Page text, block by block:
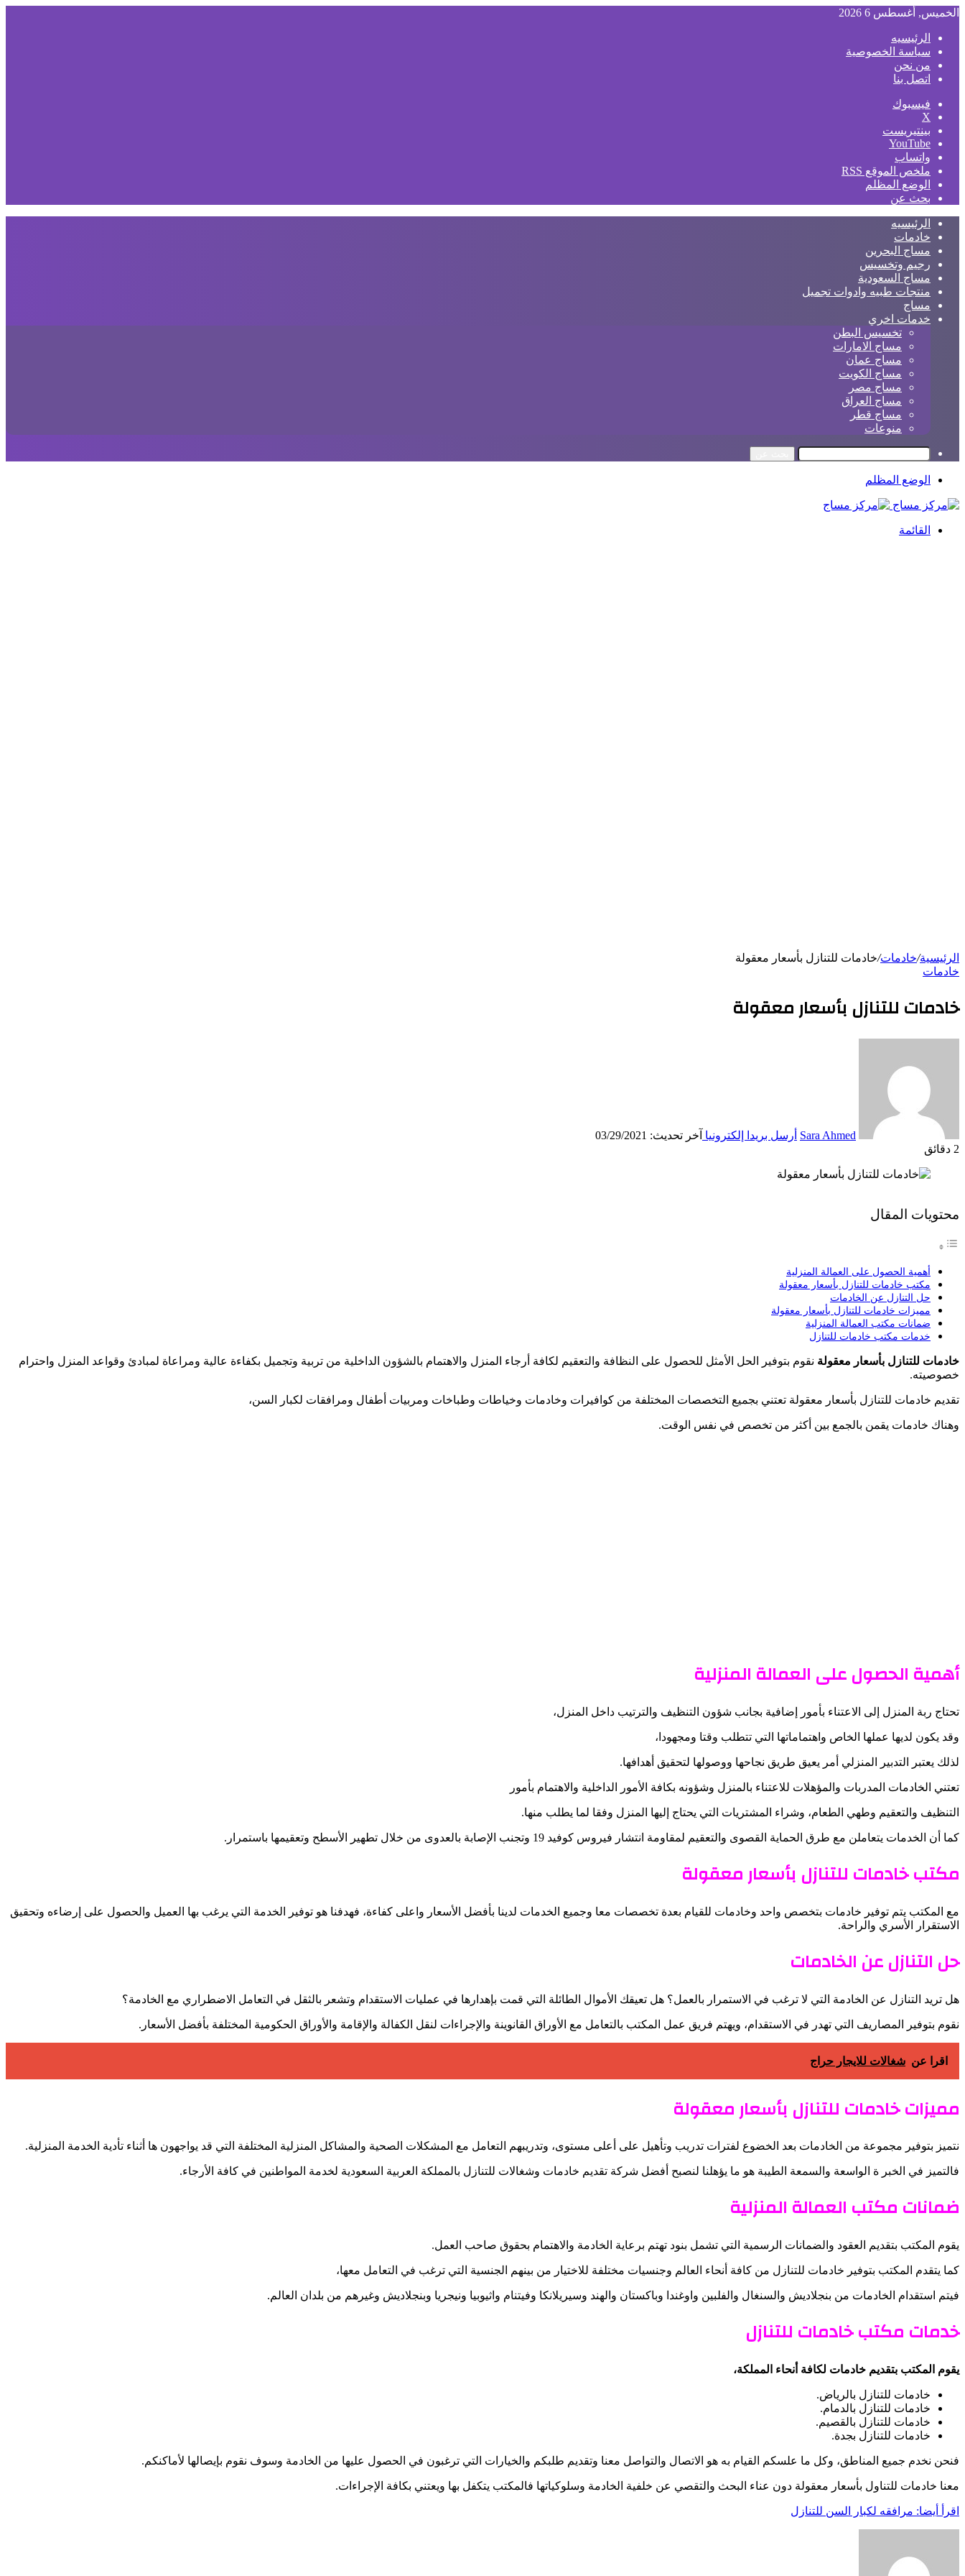
الخميس, أغسطس 6 2026
الرئيسيه
سياسة الخصوصية
من نحن
اتصل بنا
فيسبوك
‫X
بينتيريست
‫YouTube
واتساب
ملخص الموقع RSS
الوضع المظلم
بحث عن
الرئيسيه
خادمات
مساج البحرين
رجيم وتخسيس
مساج السعودية
منتجات طبيه وادوات تجميل
مساج
خدمات اخري
تخسيس البطن
مساج الامارات
مساج عمان
مساج الكويت
مساج مصر
مساج العراق
مساج قطر
منوعات
الوضع المظلم
القائمة
الرئيسية/خادمات/خادمات للتنازل بأسعار معقولة
خادمات
خادمات للتنازل بأسعار معقولة
Sara Ahmed أرسل بريدا إلكترونيا آخر تحديث: 03/29/2021
2 دقائق
محتويات المقال
أهمية الحصول على العمالة المنزلية
مكتب خادمات للتنازل بأسعار معقولة
حل التنازل عن الخادمات
مميزات خادمات للتنازل بأسعار معقولة
ضمانات مكتب العمالة المنزلية
خدمات مكتب خادمات للتنازل
خادمات للتنازل بأسعار معقولة نقوم بتوفير الحل الأمثل للحصول على النظافة والتعقيم لكافة أرجاء المنزل والاهتمام بالشؤون الداخلية من تربية وتجميل بكفاءة عالية ومراعاة لمبادئ وقواعد المنزل واحترام
خصوصيته.
تقديم خادمات للتنازل بأسعار معقولة تعتني بجميع التخصصات المختلفة من كوافيرات وخادمات وخياطات وطباخات ومربيات أطفال ومرافقات لكبار السن،
وهناك خادمات يقمن بالجمع بين أكثر من تخصص في نفس الوقت.
أهمية الحصول على العمالة المنزلية
تحتاج ربة المنزل إلى الاعتناء بأمور إضافية بجانب شؤون التنظيف والترتيب داخل المنزل،
وقد يكون لديها عملها الخاص واهتماماتها التي تتطلب وقتا ومجهودا،
لذلك يعتبر التدبير المنزلي أمر يعيق طريق نجاحها ووصولها لتحقيق أهدافها.
تعتني الخادمات المدربات والمؤهلات للاعتناء بالمنزل وشؤونه بكافة الأمور الداخلية والاهتمام بأمور
التنظيف والتعقيم وطهي الطعام، وشراء المشتريات التي يحتاج إليها المنزل وفقا لما يطلب منها.
كما أن الخدمات يتعاملن مع طرق الحماية القصوى والتعقيم لمقاومة انتشار فيروس كوفيد 19 وتجنب الإصابة بالعدوى من خلال تطهير الأسطح وتعقيمها باستمرار.
مكتب خادمات للتنازل بأسعار معقولة
مع المكتب يتم توفير خادمات بتخصص واحد وخادمات للقيام بعدة تخصصات معا وجميع الخدمات لدينا بأفضل الأسعار واعلى كفاءة، فهدفنا هو توفير الخدمة التي يرغب بها العميل والحصول على إرضاءه وتحقيق
الاستقرار الأسري والراحة.
حل التنازل عن الخادمات
هل تريد التنازل عن الخادمة التي لا ترغب في الاستمرار بالعمل؟ هل تعيقك الأموال الطائلة التي قمت بإهدارها في عمليات الاستقدام وتشعر بالثقل في التعامل الاضطراري مع الخادمة؟
نقوم بتوفير المصاريف التي تهدر في الاستقدام، ويهتم فريق عمل المكتب بالتعامل مع الأوراق القانوينة والإجراءات لنقل الكفالة والإقامة والأوراق الحكومية المختلفة بأفضل الأسعار.
اقرا عن شغالات للايجار حراج
مميزات خادمات للتنازل بأسعار معقولة
نتميز بتوفير مجموعة من الخادمات بعد الخضوع لفترات تدريب وتأهيل على أعلى مستوى، وتدريبهم التعامل مع المشكلات الصحية والمشاكل المنزلية المختلفة التي قد يواجهون ها أثناء تأدية الخدمة المنزلية.
فالتميز في الخبر ة الواسعة والسمعة الطيبة هو ما يؤهلنا لنصبح أفضل شركة تقديم خادمات وشغالات للتنازل بالمملكة العربية السعودية لخدمة المواطنين في كافة الأرجاء.
ضمانات مكتب العمالة المنزلية
يقوم المكتب بتقديم العقود والضمانات الرسمية التي تشمل بنود تهتم برعاية الخادمة والاهتمام بحقوق صاحب العمل.
كما يتقدم المكتب بتوفير خادمات للتنازل من كافة أنحاء العالم وجنسيات مختلفة للاختيار من بينهم الجنسية التي ترغب في التعامل معها،
فيتم استقدام الخادمات من بنجلاديش والسنغال والفلبين واوغندا وباكستان والهند وسيريلانكا وفيتنام واثيوبيا ونيجريا وبنجلاديش وغيرهم من بلدان العالم.
خدمات مكتب خادمات للتنازل
يقوم المكتب بتقديم خادمات لكافة أنحاء المملكة،
خادمات للتنازل بالرياض.
خادمات للتنازل بالدمام.
خادمات للتنازل بالقصيم.
خادمات للتنازل بجدة.
فنحن نخدم جميع المناطق، وكل ما علسكم القيام به هو الاتصال والتواصل معنا وتقديم طلبكم والخيارات التي ترغبون في الحصول عليها من الخادمة وسوف نقوم بإيصالها لأماكنكم.
معنا خادمات للتناول بأسعار معقولة دون عناء البحث والتقصي عن خلفية الخادمة وسلوكياتها فالمكتب يتكفل بها ويعتني بكافة الإجراءات.
اقرأ أيضا: مرافقه لكبار السن للتنازل